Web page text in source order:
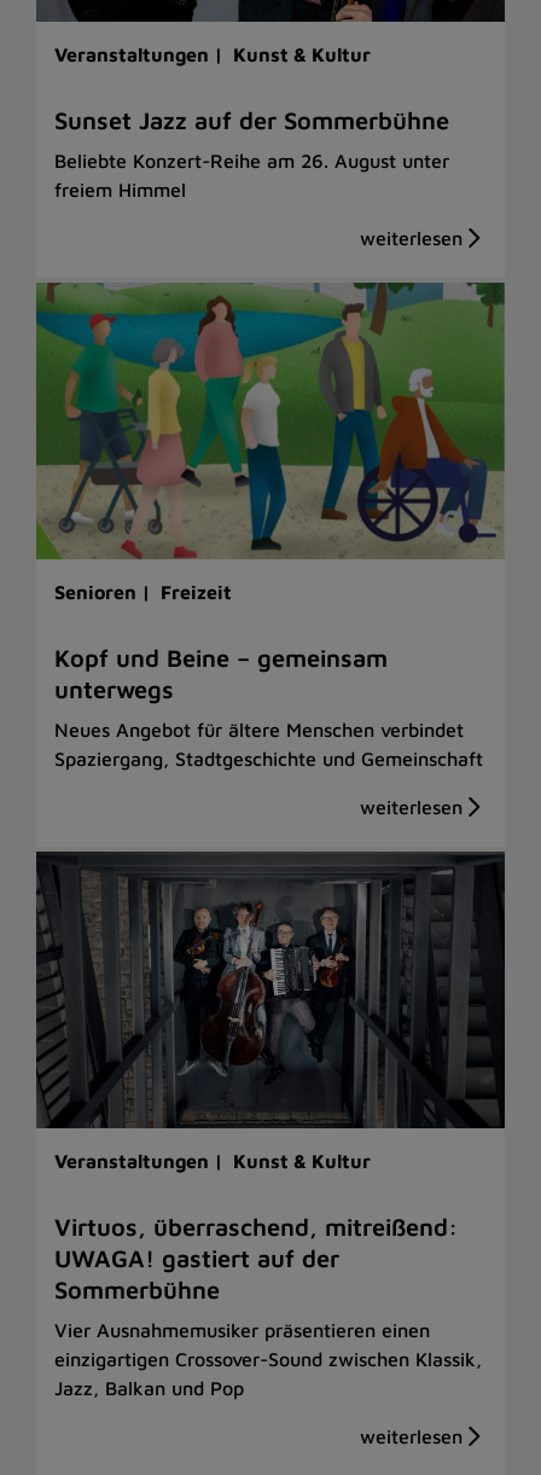
Veranstaltungen | Kunst & Kultur
Sunset Jazz auf der Sommerbühne
Beliebte Konzert-Reihe am 26. August unter
freiem Himmel
Senioren | Freizeit
Kopf und Beine – gemeinsam
unterwegs
Neues Angebot für ältere Menschen verbindet
Spaziergang, Stadtgeschichte und Gemeinschaft
Veranstaltungen | Kunst & Kultur
Virtuos, überraschend, mitreißend:
UWAGA! gastiert auf der
Sommerbühne
Vier Ausnahmemusiker präsentieren einen
einzigartigen Crossover-Sound zwischen Klassik,
Jazz, Balkan und Pop